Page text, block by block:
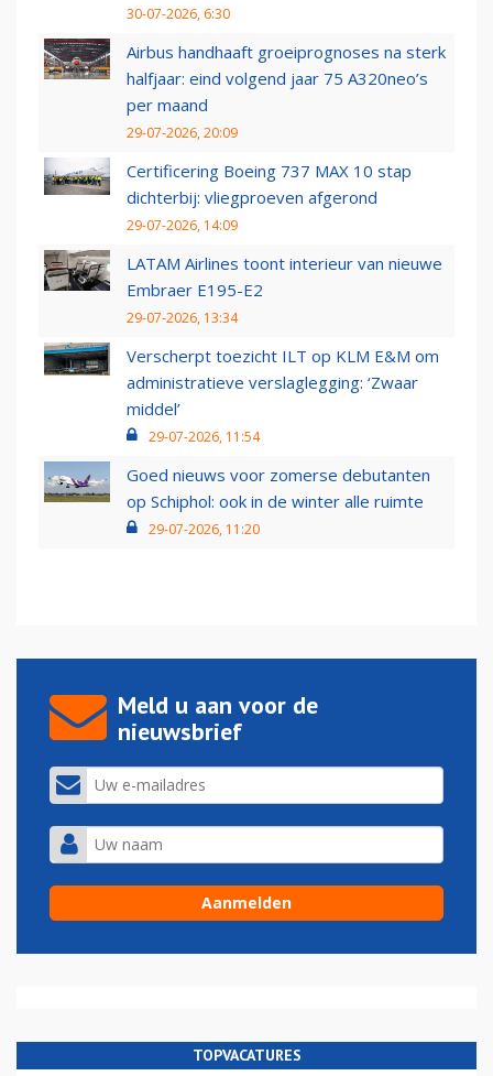
30-07-2026, 6:30
Airbus handhaaft groeiprognoses na sterk
halfjaar: eind volgend jaar 75 A320neo’s
per maand
29-07-2026, 20:09
Certificering Boeing 737 MAX 10 stap
dichterbij: vliegproeven afgerond
29-07-2026, 14:09
LATAM Airlines toont interieur van nieuwe
Embraer E195-E2
29-07-2026, 13:34
Verscherpt toezicht ILT op KLM E&M om
administratieve verslaglegging: ‘Zwaar
middel’
29-07-2026, 11:54
Goed nieuws voor zomerse debutanten
op Schiphol: ook in de winter alle ruimte
29-07-2026, 11:20
Meld u aan voor de
nieuwsbrief
TOPVACATURES